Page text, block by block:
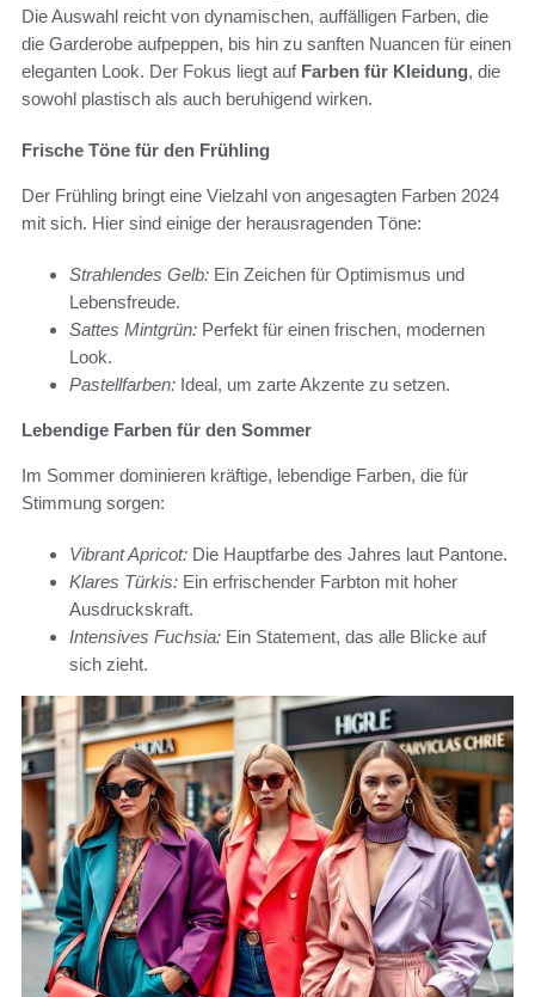
Die Auswahl reicht von dynamischen, auffälligen Farben, die
die Garderobe aufpeppen, bis hin zu sanften Nuancen für einen
eleganten Look. Der Fokus liegt auf Farben für Kleidung, die
sowohl plastisch als auch beruhigend wirken.
Frische Töne für den Frühling
Der Frühling bringt eine Vielzahl von angesagten Farben 2024
mit sich. Hier sind einige der herausragenden Töne:
Strahlendes Gelb: Ein Zeichen für Optimismus und
Lebensfreude.
Sattes Mintgrün: Perfekt für einen frischen, modernen
Look.
Pastellfarben: Ideal, um zarte Akzente zu setzen.
Lebendige Farben für den Sommer
Im Sommer dominieren kräftige, lebendige Farben, die für
Stimmung sorgen:
Vibrant Apricot: Die Hauptfarbe des Jahres laut Pantone.
Klares Türkis: Ein erfrischender Farbton mit hoher
Ausdruckskraft.
Intensives Fuchsia: Ein Statement, das alle Blicke auf
sich zieht.